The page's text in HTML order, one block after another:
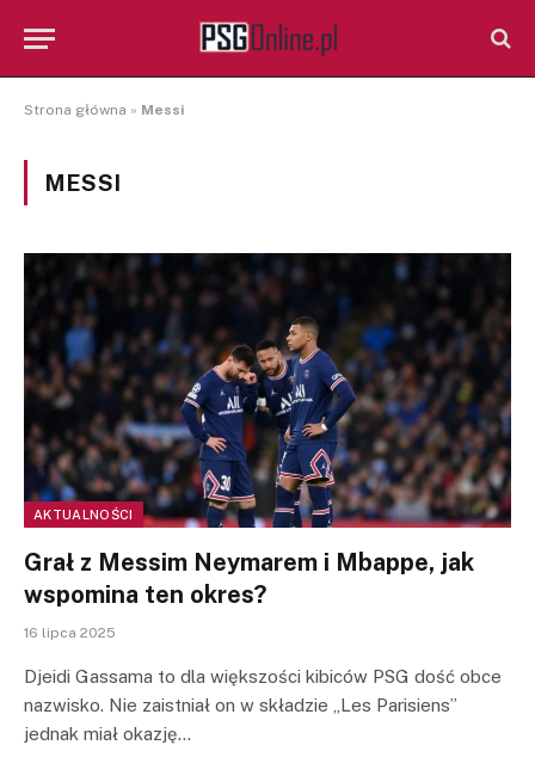
Strona główna » Messi
MESSI
AKTUALNOŚCI
Grał z Messim Neymarem i Mbappe, jak
wspomina ten okres?
16 lipca 2025
Djeidi Gassama to dla większości kibiców PSG dość obce
nazwisko. Nie zaistniał on w składzie „Les Parisiens”
jednak miał okazję…